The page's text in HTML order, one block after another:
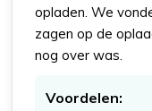
opladen. We
zagen op de
nog over was.
Voordelen: